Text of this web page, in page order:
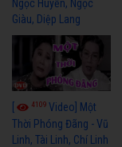
Ngọc Huyền, Ngọc
Giàu, Diệp Lang
4109 Video] Một
Thời Phóng Đãng - Vũ
Linh, Tài Linh, Chí Linh